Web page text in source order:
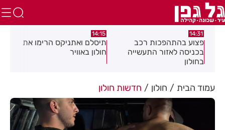
14:15
תיסלם ואתניקס הרימו את
חולון באוויר
13:05
פצוע בתאונת אופנוע במרכז
חולון
עמוד הבית חולון חדשות חולון